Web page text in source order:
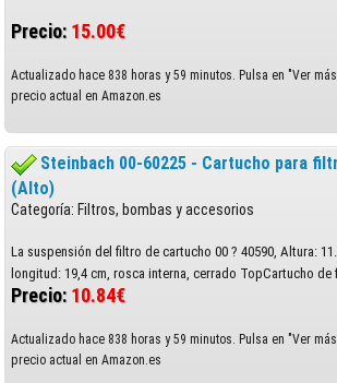
Precio: 15.00€
Actualizado hace 838 horas y 59 minutos. Pulsa en "Ver
precio actual en Amazon.es
Steinbach 00-60225 - Cartucho para
(Alto)
Categoría: Filtros, bombas y accesorios
La suspensión del filtro de cartucho 00 ? 40590, Altura:
longitud: 19,4 cm, rosca interna, cerrado TopCartucho
Precio: 10.84€
Actualizado hace 838 horas y 59 minutos. Pulsa en "Ver
precio actual en Amazon.es